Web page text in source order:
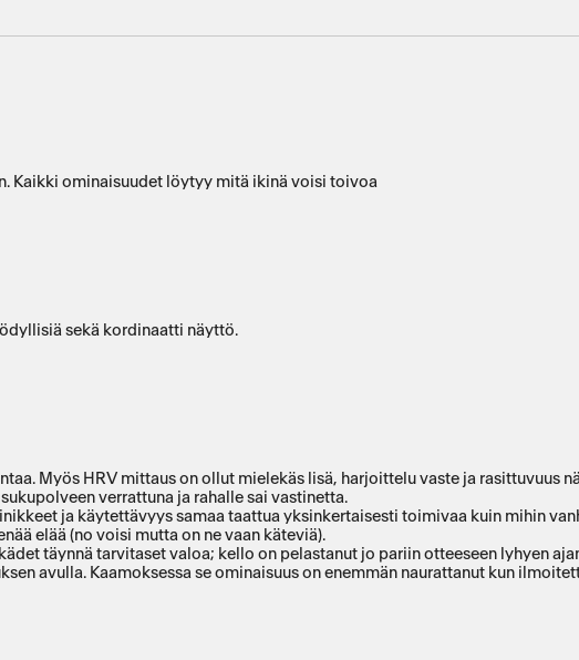
Kaikki ominaisuudet löytyy mitä ikinä voisi toivoa
sekä kordinaatti näyttö.
Myös HRV mittaus on ollut mielekäs lisä, harjoittelu vaste ja rasittuvuus
verrattuna ja rahalle sai vastinetta.
ja käytettävyys samaa taattua yksinkertaisesti toimivaa kuin mihin
elää (no voisi mutta on ne vaan käteviä).
täynnä tarvitaset valoa; kello on pelastanut jo pariin otteeseen lyhyen
avulla. Kaamoksessa se ominaisuus on enemmän naurattanut kun